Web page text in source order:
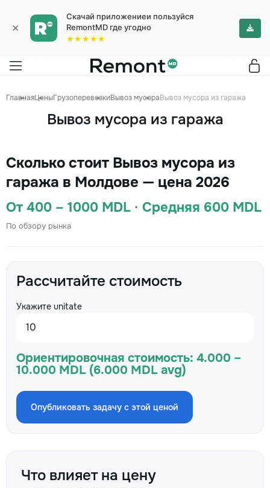
×
Скачай приложениеи пользуйся
RemontMD где угодно
★★★★★
ГлавнаяЦеныГрузоперевозкиВывоз мусораВывоз мусора из гаража
Вывоз мусора из гаража
Сколько стоит Вывоз мусора из
гаража в Молдове — цена 2026
От 400 – 1000 MDL · Средняя 600 MDL
По обзору рынка
Рассчитайте стоимость
Укажите unitate
Ориентировочная стоимость: 4.000 –
10.000 MDL (6.000 MDL avg)
Опубликовать задачу с этой ценой
Что влияет на цену